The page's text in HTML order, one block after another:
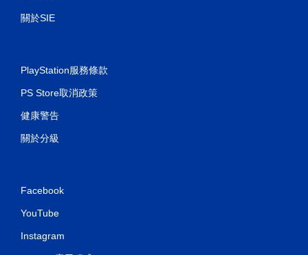
關於SIE
PlayStation服務條款
PS Store取消政策
健康警告
關於分級
Facebook
YouTube
Instagram